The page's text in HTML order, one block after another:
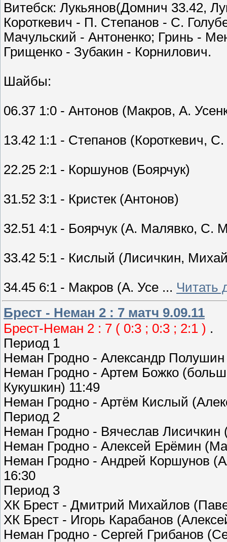
Витебск: Лукьянов(Домнич 33.42,
Короткевич - П. Степанов - С.
Мачульский - Антоненко; Гринь -
Грищенко - Зубакин - Корнилович.
Шайбы:
06.37 1:0 - Антонов (Макров, А.
13.42 1:1 - Степанов (Короткевич,
22.25 2:1 - Коршунов (Боярчук)
31.52 3:1 - Кристек (Антонов)
32.51 4:1 - Боярчук (А. Малявко, С.
33.42 5:1 - Кислый (Лисичкин,
34.45 6:1 - Макров (А. Усе ... Читать
Брест - Неман 2 : 7 матч 9.09.11
Брест-Неман 2 : 7 ( 0:3 ; 0:3 ; 2:1 ) .
Период 1
Неман Гродно - Александр
Неман Гродно - Артем Божко
Кукушкин) 11:49
Неман Гродно - Артём Кислый
Период 2
Неман Гродно - Вячеслав
Неман Гродно - Алексей Ерёмин
Неман Гродно - Андрей Коршунов
16:30
Период 3
ХК Брест - Дмитрий Михайлов
ХК Брест - Игорь Карабанов
Неман Гродно - Сергей Грибанов